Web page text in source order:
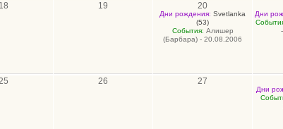
18 19 20
Дни рождения: Svetlanka
(53)
События: Алишер
(Барбара) - 20.08.2006
Дни
26 27
Дни